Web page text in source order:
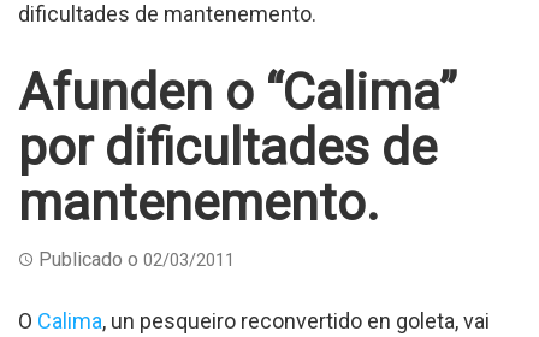
dificultades de mantenemento.
Afunden o “Calima”
por dificultades de
mantenemento.
Publicado o 02/03/2011
O Calima, un pesqueiro reconvertido en goleta, vai